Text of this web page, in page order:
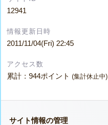
12941
情報更新日時
2011/11/04(Fri) 22:45
アクセス数
累計：944ポイント(集計休止中)
サイト情報の管理